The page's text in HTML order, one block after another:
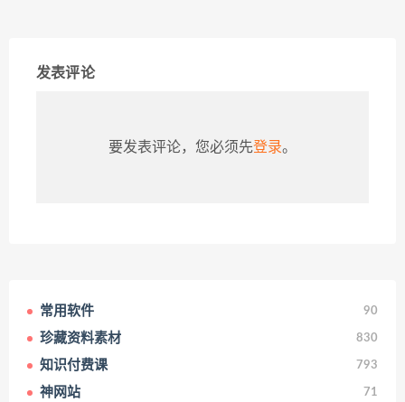
发表评论
要发表评论，您必须先登录。
常用软件 90
珍藏资料素材 830
知识付费课 793
神网站 71